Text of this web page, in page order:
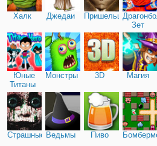
Халк Джедаи Пришельцы
Зет
Юные
Титаны
Монстры 3D Магия
Страшные Ведьмы Пиво